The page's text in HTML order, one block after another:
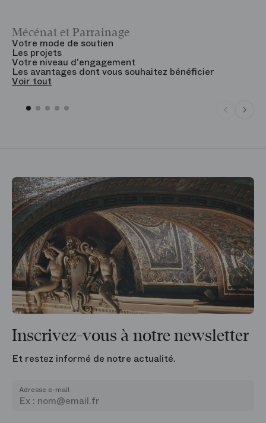
Mécénat et Parrainage
Votre mode de soutien
Les projets
Votre niveau d'engagement
Les avantages dont vous souhaitez bénéficier
Voir tout
Inscrivez-vous à notre newsletter
Et restez informé de notre actualité.
Adresse e-mail